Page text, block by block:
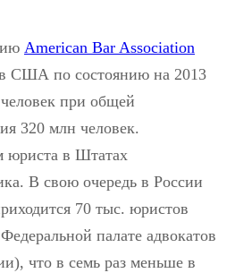
American Bar Association
США по состоянию на 2013
при общей
320 млн человек.
юриста в Штатах
В свою очередь в России
70 тыс. юристов
палате адвокатов
что в семь раз меньше в